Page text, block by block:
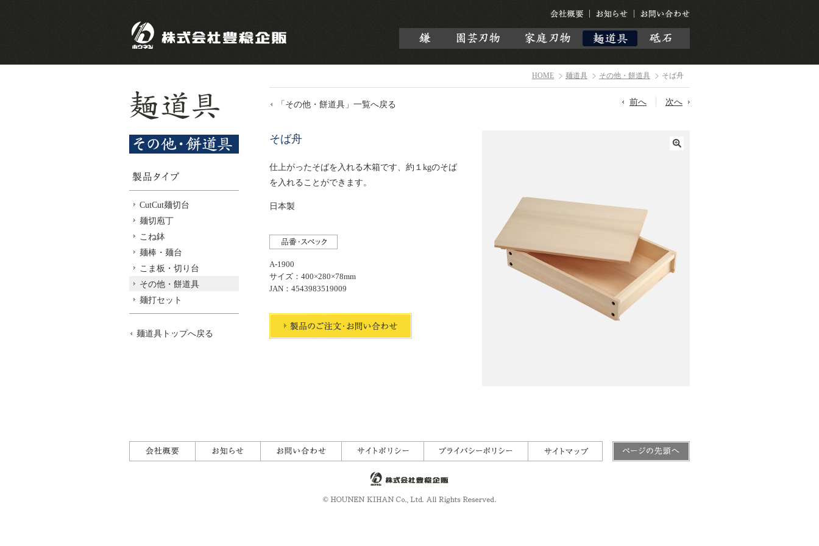
HOME 麺道具 その他・餅道具 そば舟
「その他・餅道具」一覧へ戻る 前へ 次へ
そば舟
仕上がったそばを入れる木箱です、約１kgのそば
を入れることができます。
日本製
A-1900
サイズ：400×280×78mm
JAN：4543983519009
CutCut麺切台
麺切庖丁
こね鉢
麺棒・麺台
こま板・切り台
その他・餅道具
麺打セット
麺道具トップへ戻る